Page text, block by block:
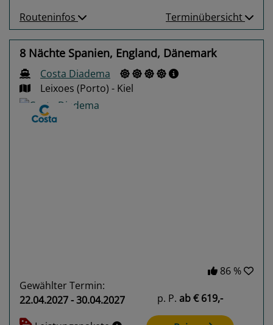
Routeninfos Terminübersicht
8 Nächte Spanien, England, Dänemark
Costa Diadema
Leixoes (Porto) - Kiel
86 %
Gewählter Termin:
22.04.2027 - 30.04.2027
p. P. ab€ 619,-